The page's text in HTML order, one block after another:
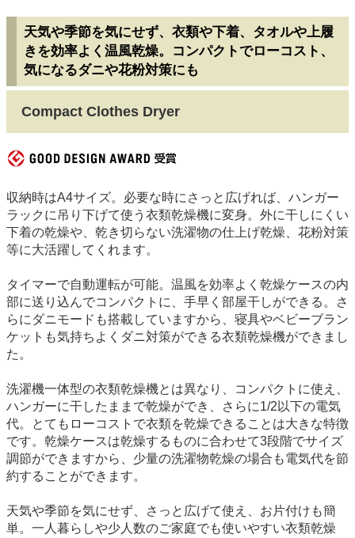
天気や季節を気にせず、衣類や下着、タオルや上履
きを効率よく温風乾燥。コンパクトでローコスト、
気になるダニや花粉対策にも
Compact Clothes Dryer
収納時はA4サイズ。必要な時にさっと広げれば、ハンガー
ラックに吊り下げて使う衣類乾燥機に変身。外に干しにくい
下着の乾燥や、乾き切らない洗濯物の仕上げ乾燥、花粉対策
等に大活躍してくれます。
タイマーで自動運転が可能。温風を効率よく乾燥ケースの内
部に送り込んでコンパクトに、手早く部屋干しができる。さ
らにダニモードも搭載していますから、寝具やベビーブラン
ケットも気持ちよくダニ対策ができる衣類乾燥機ができまし
た。
洗濯機一体型の衣類乾燥機とは異なり、コンパクトに使え、
ハンガーに干したままで乾燥ができ、さらに1/2以下の電気
代。とてもローコストで衣類を乾燥できることは大きな特徴
です。乾燥ケースは乾燥するものに合わせて3段階でサイズ
調節ができますから、少量の洗濯物乾燥の場合も電気代を節
約することができます。
天気や季節を気にせず、さっと広げて使え、お片付けも簡
単。一人暮らしや少人数のご家庭でも使いやすい衣類乾燥